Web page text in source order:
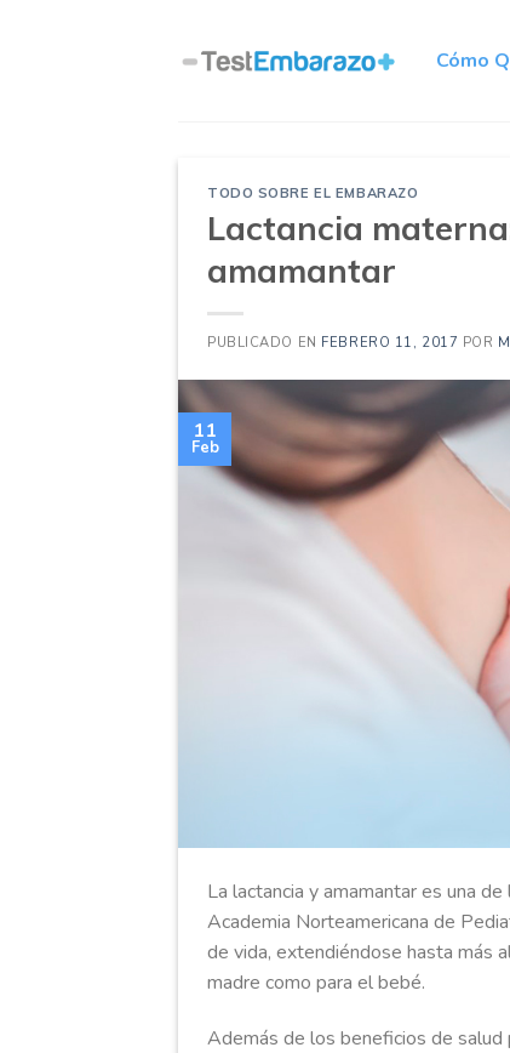
Cómo
TODO SOBRE EL EMBARAZO
Lactancia
amamantar
PUBLICADO EN FEBRERO 11, 2017 POR
11
Feb
La lactancia y amamantar es una
Academia Norteamericana de
de vida, extendiéndose hasta más
madre como para el bebé.
Además de los beneficios de salud